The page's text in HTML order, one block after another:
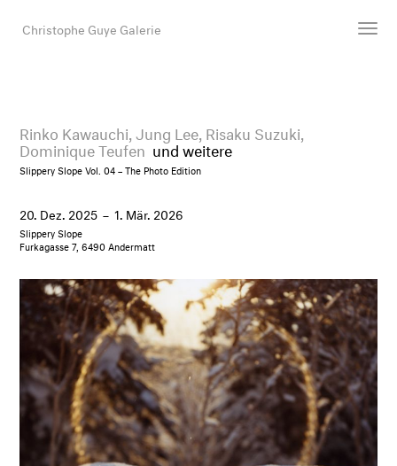
Christophe Guye Galerie
Ausstellungen
Suche
E-Mail
EN
Rinko Kawauchi,Jung Lee, Risaku Suzuki,
Dominique Teufen und weitere
Slippery Slope Vol. 04 – The Photo Edition
20. Dez. 2025 –1. Mär. 2026
Slippery Slope
Furkagasse 7, 6490 Andermatt